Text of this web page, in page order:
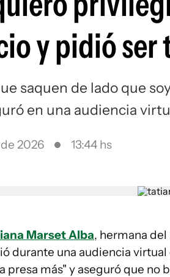
y pidió ser
saquen de lado que
en una audiencia
2026 13:44 hs
Marset Alba, hermana
durante una audiencia
presa más" y aseguró que